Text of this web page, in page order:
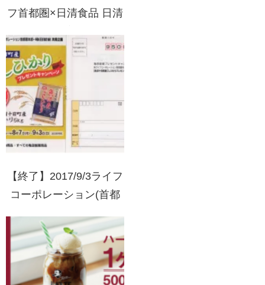
フ首都圏×日清食品 日清
ャンペーン
【終了】2017/9/3ライフ
コーポレーション(首都
町産こしひかりプレゼン
トキャンペーン